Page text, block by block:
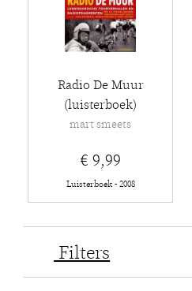
Radio De Muur
(luisterboek)
mart smeets
€ 9,99
Luisterboek - 2008
Filters